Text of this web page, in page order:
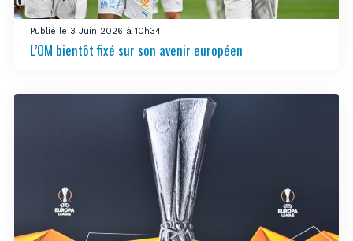
Publié le 3 Juin 2026 à 10h34
L’OM bientôt fixé sur son avenir européen